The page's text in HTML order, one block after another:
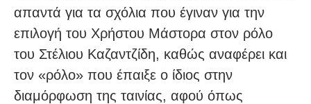
απαντά για τα σχόλια που έγιναν για την
επιλογή του Χρήστου Μάστορα στον ρόλο
του Στέλιου Καζαντζίδη, καθώς αναφέρει και
τον «ρόλο» που έπαιξε ο ίδιος στην
διαμόρφωση της ταινίας, αφού όπως